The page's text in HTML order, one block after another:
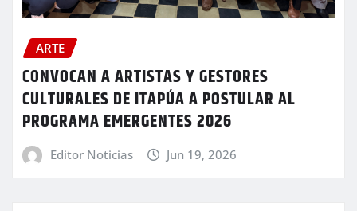
ARTE
CONVOCAN A ARTISTAS Y GESTORES
CULTURALES DE ITAPÚA A POSTULAR AL
PROGRAMA EMERGENTES 2026
Editor Noticias Jun 19, 2026